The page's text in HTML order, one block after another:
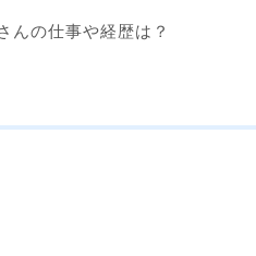
んの仕事や経歴は？